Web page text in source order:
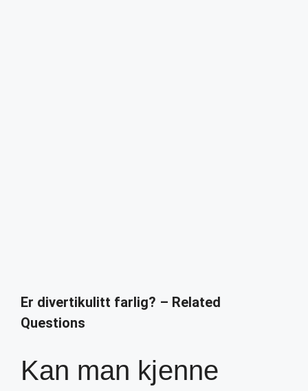
Er divertikulitt farlig? – Related
Questions
Kan man kjenne